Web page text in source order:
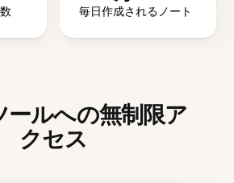
毎日作成されるノート
ールへの無制限ア
クセス